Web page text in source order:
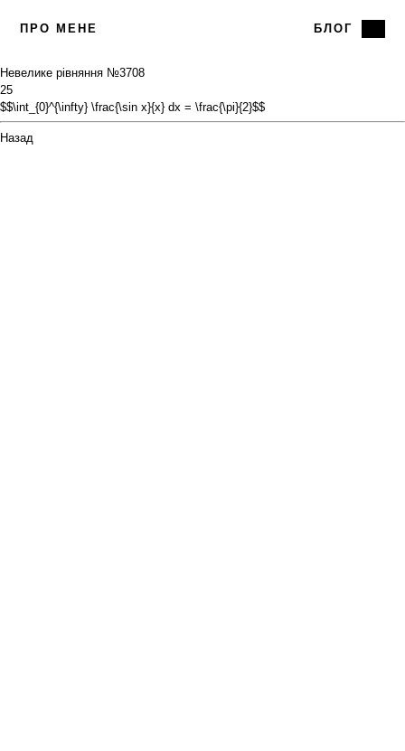
ПРО МЕНЕ БЛОГ
Невелике рівняння №3708
25
$$\int_{0}^{\infty} \frac{\sin x}{x} dx = \frac{\pi}{2}$$
Назад